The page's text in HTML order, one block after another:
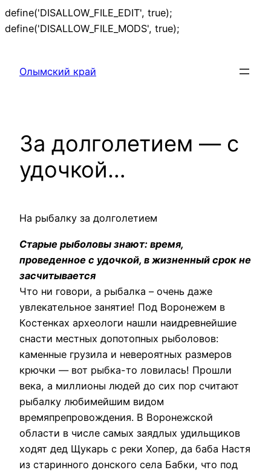
define('DISALLOW_FILE_EDIT', true);
define('DISALLOW_FILE_MODS', true);
Олымский край
За долголетием — с
удочкой…
На рыбалку за долголетием
Старые рыболовы знают: время,
проведенное с удочкой, в жизненный срок не
засчитывается
Что ни говори, а рыбалка – очень даже
увлекательное занятие! Под Воронежем в
Костенках археологи нашли наидревнейшие
снасти местных допотопных рыболовов:
каменные грузила и невероятных размеров
крючки — вот рыбка-то ловилась! Прошли
века, а миллионы людей до сих пор считают
рыбалку любимейшим видом
времяпрепровождения. В Воронежской
области в числе самых заядлых удильщиков
ходят дед Щукарь с реки Хопер, да баба Настя
из старинного донского села Бабки, что под